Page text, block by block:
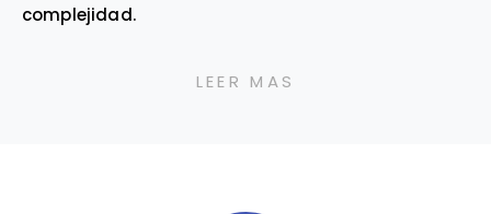
complejidad.
LEER MAS